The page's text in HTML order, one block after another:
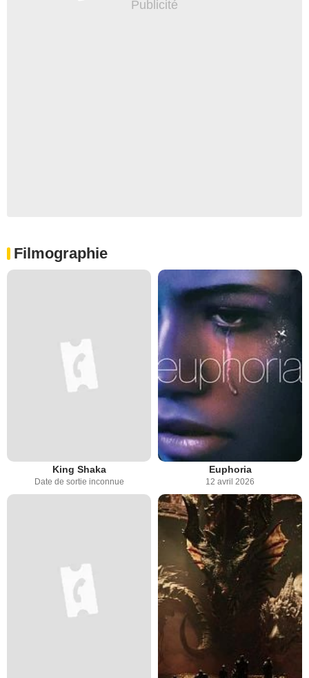
Filmographie
King Shaka
Date de sortie inconnue
Euphoria
12 avril 2026